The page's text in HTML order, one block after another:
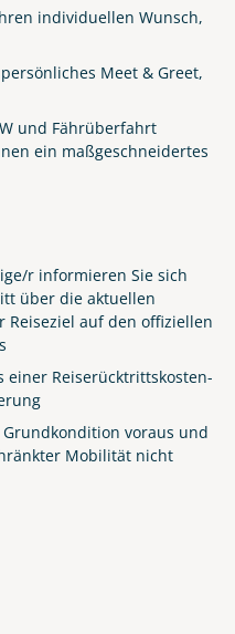
Galway
Studio
individuellen Wunsch,
Meet & Greet,
und Fährüberfahrt
ein maßgeschneidertes
r informieren Sie sich
über die aktuellen
auf den offiziellen
einer Reiserücktrittskosten-
voraus und
Mobilität nicht